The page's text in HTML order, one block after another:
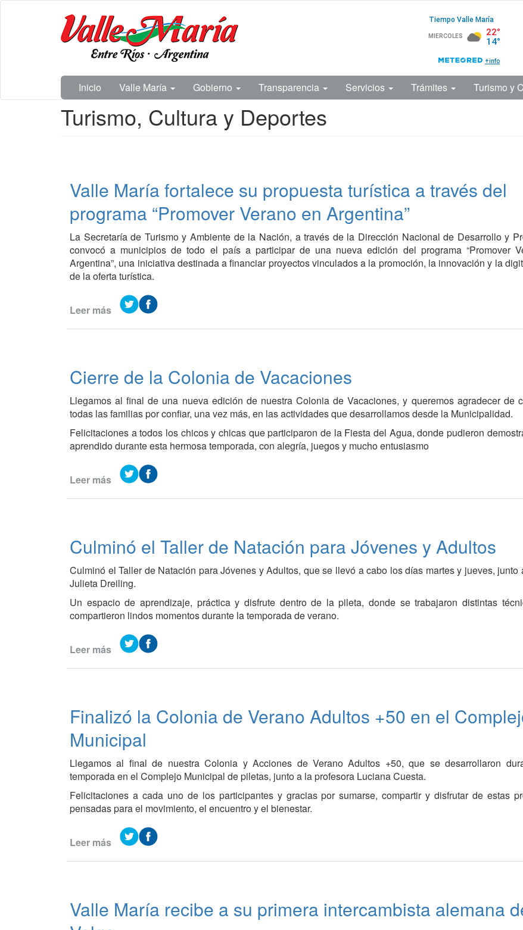
Municipalidad
de Valle
María
Inicio Valle María Gobierno Transparencia Servicios Trámites Turismo y
Contenido
Turismo, Cultura y Deportes
Valle María fortalece su propuesta turística a través del
programa “Promover Verano en Argentina”
La Secretaría de Turismo y Ambiente de la Nación, a través de la Dirección Nacional de Desarrollo y
convocó a municipios de todo el país a participar de una nueva edición del programa “Promover
Argentina”, una iniciativa destinada a financiar proyectos vinculados a la promoción, la innovación y la
de la oferta turística.
Leer más de
propuesta
turística
a
través
del
programa
“Promover
Verano
en
Cierre de la Colonia de Vacaciones
Llegamos al final de una nueva edición de nuestra Colonia de Vacaciones, y queremos agradecer de
todas las familias por confiar, una vez más, en las actividades que desarrollamos desde la Municipalidad.
Felicitaciones a todos los chicos y chicas que participaron de la Fiesta del Agua, donde pudieron
aprendido durante esta hermosa temporada, con alegría, juegos y mucho entusiasmo
Leer más de
de
Vacaciones
Culminó el Taller de Natación para Jóvenes y Adultos
Culminó el Taller de Natación para Jóvenes y Adultos, que se llevó a cabo los días martes y jueves, junto
Julieta Dreiling.
Un espacio de aprendizaje, práctica y disfrute dentro de la pileta, donde se trabajaron distintas
compartieron lindos momentos durante la temporada de verano.
Leer más de
Natación
para
Jóvenes
Adultos
Finalizó la Colonia de Verano Adultos +50 en el
Municipal
Llegamos al final de nuestra Colonia y Acciones de Verano Adultos +50, que se desarrollaron
temporada en el Complejo Municipal de piletas, junto a la profesora Luciana Cuesta.
Felicitaciones a cada uno de los participantes y gracias por sumarse, compartir y disfrutar de estas
pensadas para el movimiento, el encuentro y el bienestar.
Leer más de
Verano
Adultos
Valle María recibe a su primera intercambista alemana